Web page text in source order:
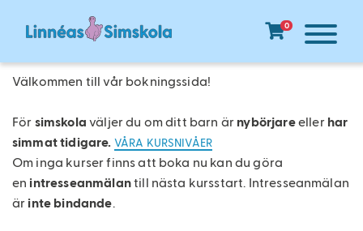
0
HUVUDMENY
Till
anmälan
Donera
Linnéas
Simfond!
Tillbaka
till
Välkommen till vår bokningssida!
För simskola väljer du om ditt barn är nybörjareeller har
simmat tidigare. VÅRA KURSNIVÅER
Om inga kurser finns att boka nu kan du göra
en intresseanmälantill nästa kursstart. Intresseanmälan
är inte bindande.